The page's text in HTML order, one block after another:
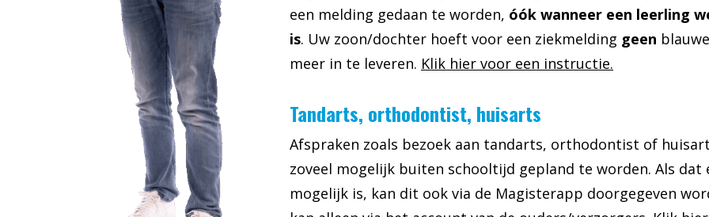
een melding gedaan te worden, óók wanneer een leerling
is. Uw zoon/dochter hoeft voor een ziekmelding geen
meer in te leveren. Klik hier voor een instructie.
Tandarts, orthodontist, huisarts
Afspraken zoals bezoek aan tandarts, orthodontist of
zoveel mogelijk buiten schooltijd gepland te worden. Als dat
mogelijk is, kan dit ook via de Magisterapp doorgegeven